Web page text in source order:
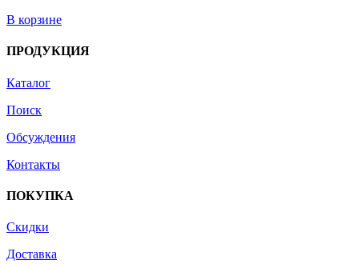
В корзине
ПРОДУКЦИЯ
Каталог
Поиск
Обсуждения
Контакты
ПОКУПКА
Скидки
Доставка